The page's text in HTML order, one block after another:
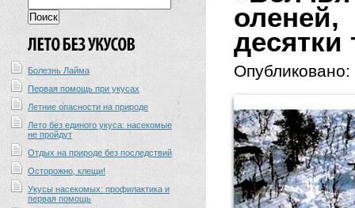
Болезнь Лайма
Первая помощь при укусах
Летние опасности на природе
Лето без единого укуса: насекомые
не пройдут
Отдых на природе без последствий
Осторожно, клещи!
Укусы насекомых: профилактика и
первая помощь
Опубликовано: